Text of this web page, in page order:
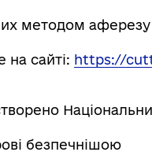
методом
на сайті: https://
безпечнішою